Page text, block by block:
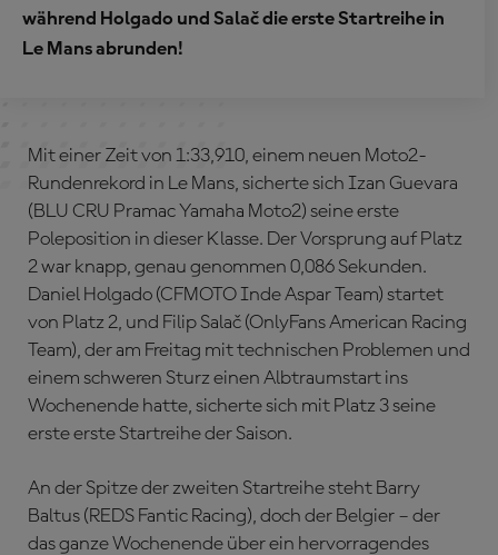
während Holgado und Salač die erste Startreihe in
Le Mans abrunden!
Mit einer Zeit von 1:33,910, einem neuen Moto2-
Rundenrekord in Le Mans, sicherte sich Izan Guevara
(BLU CRU Pramac Yamaha Moto2) seine erste
Poleposition in dieser Klasse. Der Vorsprung auf Platz
2 war knapp, genau genommen 0,086 Sekunden.
Daniel Holgado (CFMOTO Inde Aspar Team) startet
von Platz 2, und Filip Salač (OnlyFans American Racing
Team), der am Freitag mit technischen Problemen und
einem schweren Sturz einen Albtraumstart ins
Wochenende hatte, sicherte sich mit Platz 3 seine
erste erste Startreihe der Saison.
An der Spitze der zweiten Startreihe steht Barry
Baltus (REDS Fantic Racing), doch der Belgier – der
das ganze Wochenende über ein hervorragendes